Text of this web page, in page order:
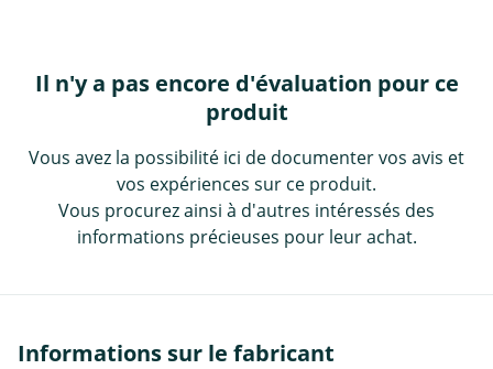
Il n'y a pas encore d'évaluation pour ce
produit
Vous avez la possibilité ici de documenter vos avis et
vos expériences sur ce produit.
Vous procurez ainsi à d'autres intéressés des
informations précieuses pour leur achat.
Informations sur le fabricant